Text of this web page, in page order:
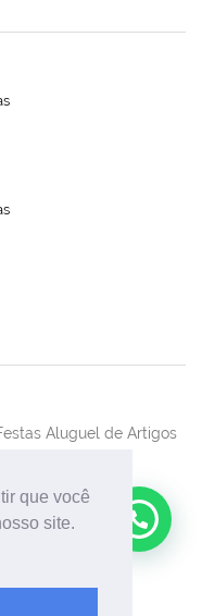
que você
site.
Aluguel de Artigos